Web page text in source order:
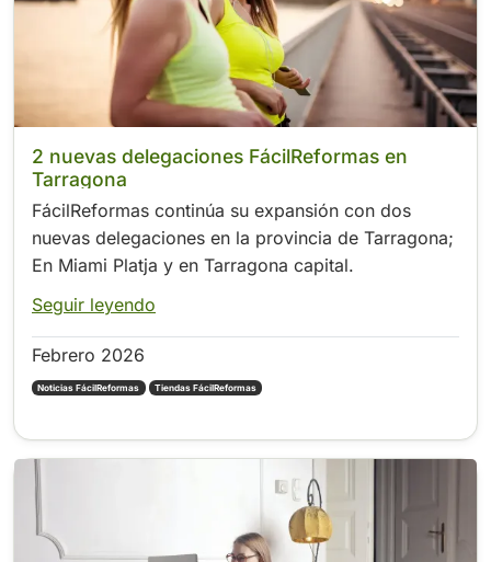
2 nuevas delegaciones FácilReformas en
Tarragona
FácilReformas continúa su expansión con dos
nuevas delegaciones en la provincia de Tarragona;
En Miami Platja y en Tarragona capital.
Seguir leyendo
Febrero 2026
Noticias FácilReformas Tiendas FácilReformas